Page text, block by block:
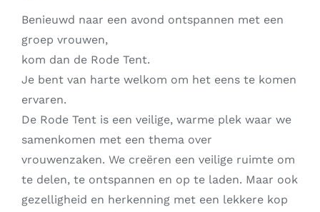
Benieuwd naar een avond ontspannen met een
groep vrouwen,
kom dan de Rode Tent.
Je bent van harte welkom om het eens te komen
ervaren.
De Rode Tent is een veilige, warme plek waar we
samenkomen met een thema over
vrouwenzaken. We creëren een veilige ruimte om
te delen, te ontspannen en op te laden. Maar ook
gezelligheid en herkenning met een lekkere kop